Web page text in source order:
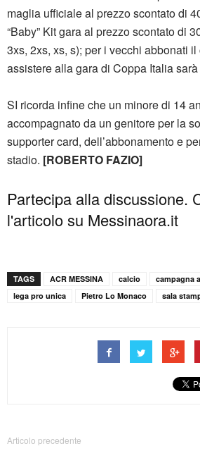
maglia ufficiale al prezzo scontato di
“Baby” Kit gara al prezzo scontato di
3xs, 2xs, xs, s); per i vecchi abbonati
assistere alla gara di Coppa Italia
SI ricorda infine che un minore di 14
accompagnato da un genitore per la
supporter card, dell’abbonamento e
stadio. [ROBERTO FAZIO]
Partecipa alla discussione.
l'articolo su Messinaora.it
TAGS ACR MESSINA calcio
campagna
lega pro unica
Pietro Lo Monaco sala
Articolo precedente